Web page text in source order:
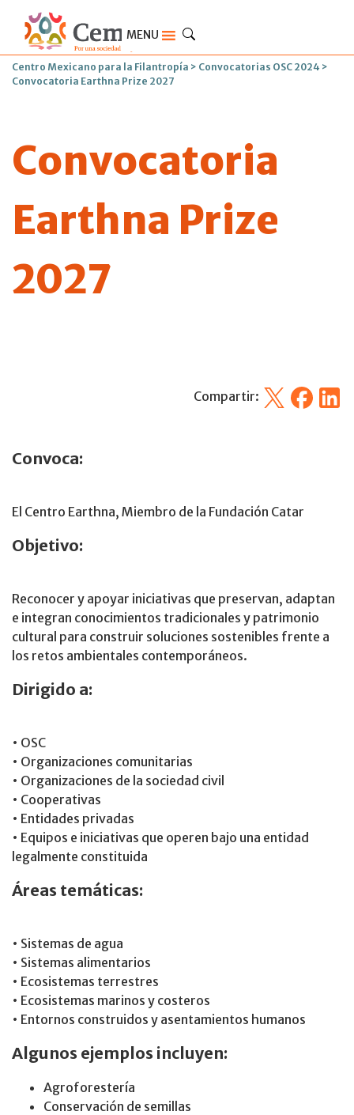
MENU
Centro Mexicano para la Filantropía > Convocatorias OSC 2024 >
Convocatoria Earthna Prize 2027
Convocatoria
Earthna Prize
2027
Compartir: X Facebook
Convoca:
El Centro Earthna, Miembro de la Fundación Catar
Objetivo:
Reconocer y apoyar iniciativas que preservan, adaptan
e integran conocimientos tradicionales y patrimonio
cultural para construir soluciones sostenibles frente a
los retos ambientales contemporáneos.
Dirigido a:
• OSC
• Organizaciones comunitarias
• Organizaciones de la sociedad civil
• Cooperativas
• Entidades privadas
• Equipos e iniciativas que operen bajo una entidad
legalmente constituida
Áreas temáticas:
• Sistemas de agua
• Sistemas alimentarios
• Ecosistemas terrestres
• Ecosistemas marinos y costeros
• Entornos construidos y asentamientos humanos
Algunos ejemplos incluyen:
Agroforestería
Conservación de semillas